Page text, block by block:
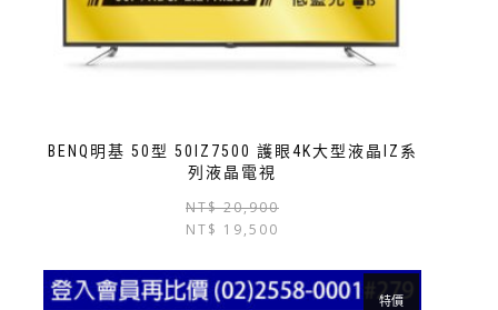
BENQ明基 50型 50IZ7500 護眼4K大型液晶IZ系
列液晶電視
NT$20,900
NT$ 19,500
特價